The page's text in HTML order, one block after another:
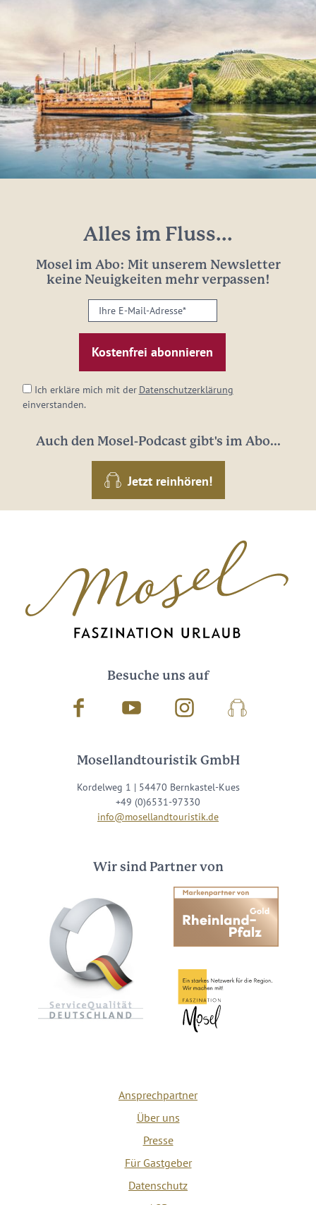
Alles im Fluss...
Mosel im Abo: Mit unserem Newsletter
keine Neuigkeiten mehr verpassen!
Ihre
E-
Mail-
Adresse:
Ich erkläre mich mit der Datenschutzerklärung
einverstanden.
Auch den Mosel-Podcast gibt's im Abo...
Jetzt reinhören!
Besuche uns auf
Facebook Youtube InstagramPodcast
Mosellandtouristik GmbH
Kordelweg 1 | 54470 Bernkastel-Kues
+49 (0)6531-97330
info@mosellandtouristik.de
Wir sind Partner von
Ansprechpartner
Über uns
Presse
Für Gastgeber
Datenschutz